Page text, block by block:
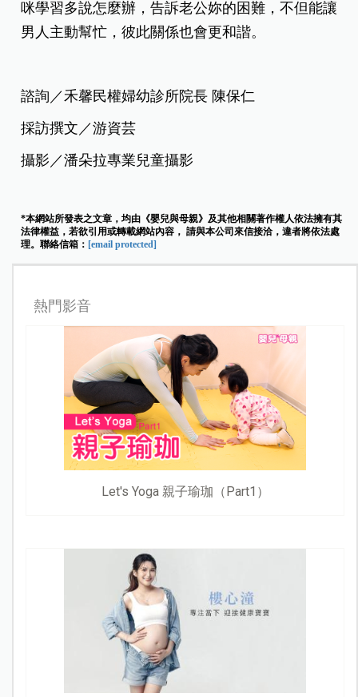
咪學習多說怎麼辦，告訴老公妳的困難，不但能讓
男人主動幫忙，彼此關係也會更和諧。
諮詢／禾馨民權婦幼診所院長 陳保仁
採訪撰文／游資芸
攝影／潘朵拉專業兒童攝影
*本網站所發表之文章，均由《嬰兒與母親》及其他相關著作權人依法擁有其
法律權益，若欲引用或轉載網站內容， 請與本公司來信接洽，違者將依法處
理。聯絡信箱： [email protected]
熱門影音
Let's Yoga 親子瑜珈（Part1）